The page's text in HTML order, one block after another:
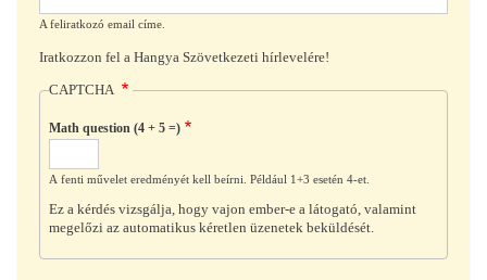
A feliratkozó email címe.
Iratkozzon fel a Hangya Szövetkezeti hírlevelére!
CAPTCHA
Math question (4 + 5 =)
A fenti művelet eredményét kell beírni. Például 1+3 esetén 4-et.
Ez a kérdés vizsgálja, hogy vajon ember-e a látogató, valamint
megelőzi az automatikus kéretlen üzenetek beküldését.